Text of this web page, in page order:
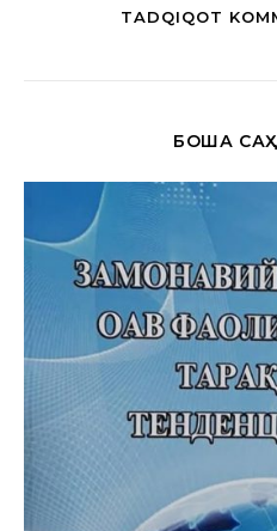
TADQIQOT
БОШҚА